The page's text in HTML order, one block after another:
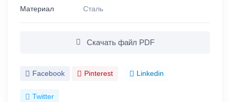
Материал Сталь
Скачать файл PDF
Facebook Pinterest Linkedin
Twitter